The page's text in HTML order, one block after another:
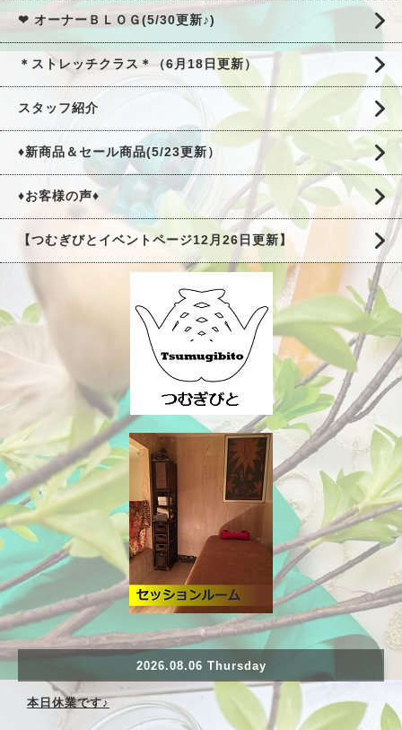
❤ オーナーＢＬＯＧ(5/30更新♪)
＊ストレッチクラス＊（6月18日更新）
スタッフ紹介
♦新商品＆セール商品(5/23更新）
♦お客様の声♦
【つむぎびとイベントページ12月26日更新】
2026.08.06 Thursday
本日休業です♪